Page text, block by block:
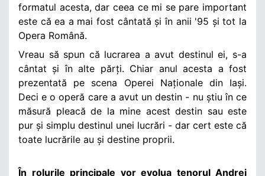
formatul acesta, dar ceea ce mi se pare important
este că ea a mai fost cântată și în anii '95 și tot la
Opera Română.
Vreau să spun că lucrarea a avut destinul ei, s-a
cântat și în alte părți. Chiar anul acesta a fost
prezentată pe scena Operei Naționale din Iași.
Deci e o operă care a avut un destin - nu știu în ce
măsură pleacă de la mine acest destin sau este
pur și simplu destinul unei lucrări - dar cert este că
toate lucrările au și destine proprii.
În rolurile principale vor evolua tenorul Andrei